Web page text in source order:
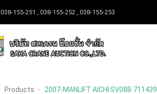
038-155-251 , 038-155-252 , 038-155-253
Products 2007-MANLIFT AICHI SV08B 711439